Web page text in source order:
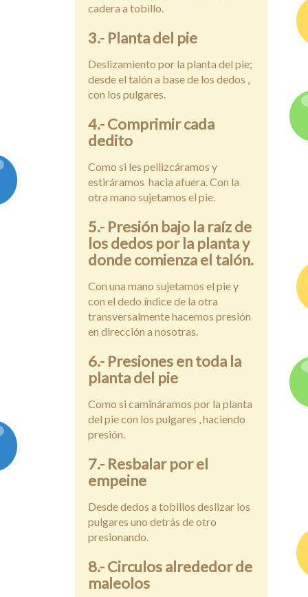
cadera a tobillo.
3.- Planta del pie
Deslizamiento por la planta del pie;
desde el talón a base de los dedos ,
con los pulgares.
4.- Comprimir cada
dedito
Como si les pellizcáramos y
estiráramos hacia afuera. Con la
otra mano sujetamos el pie.
5.- Presión bajo la raíz de
los dedos por la planta y
donde comienza el talón.
Con una mano sujetamos el pie y
con el dedo índice de la otra
transversalmente hacemos presión
en dirección a nosotras.
6.- Presiones en toda la
planta del pie
Como si camináramos por la planta
del pie con los pulgares , haciendo
presión.
7.- Resbalar por el
empeine
Desde dedos a tobillos deslizar los
pulgares uno detrás de otro
presionando.
8.- Circulos alrededor de
maleolos